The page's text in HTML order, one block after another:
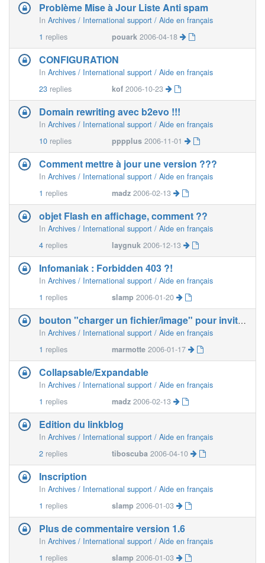
Problème Mise à Jour Liste Anti spam
In Archives / International support / Aide en français
1 replies pouark 2006-04-18
CONFIGURATION
In Archives / International support / Aide en français
23 replies kof 2006-10-23
Domain rewriting avec b2evo !!!
In Archives / International support / Aide en français
10 replies pppplus 2006-11-01
Comment mettre à jour une version ???
In Archives / International support / Aide en français
1 replies madz 2006-02-13
objet Flash en affichage, comment ??
In Archives / International support / Aide en français
4 replies laygnuk 2006-12-13
Infomaniak : Forbidden 403 ?!
In Archives / International support / Aide en français
1 replies slamp 2006-01-20
bouton "charger un fichier/image" pour invités
In Archives / International support / Aide en français
1 replies marmotte 2006-01-17
Collapsable/Expandable
In Archives / International support / Aide en français
1 replies madz 2006-02-13
Edition du linkblog
In Archives / International support / Aide en français
2 replies tiboscuba 2006-04-10
Inscription
In Archives / International support / Aide en français
1 replies slamp 2006-01-03
Plus de commentaire version 1.6
In Archives / International support / Aide en français
1 replies slamp 2006-01-03